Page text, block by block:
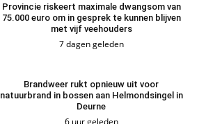
Provincie riskeert maximale dwangsom van
75.000 euro om in gesprek te kunnen blijven
met vijf veehouders
7 dagen geleden
Brandweer rukt opnieuw uit voor
natuurbrand in bossen aan Helmondsingel in
Deurne
6 uur geleden